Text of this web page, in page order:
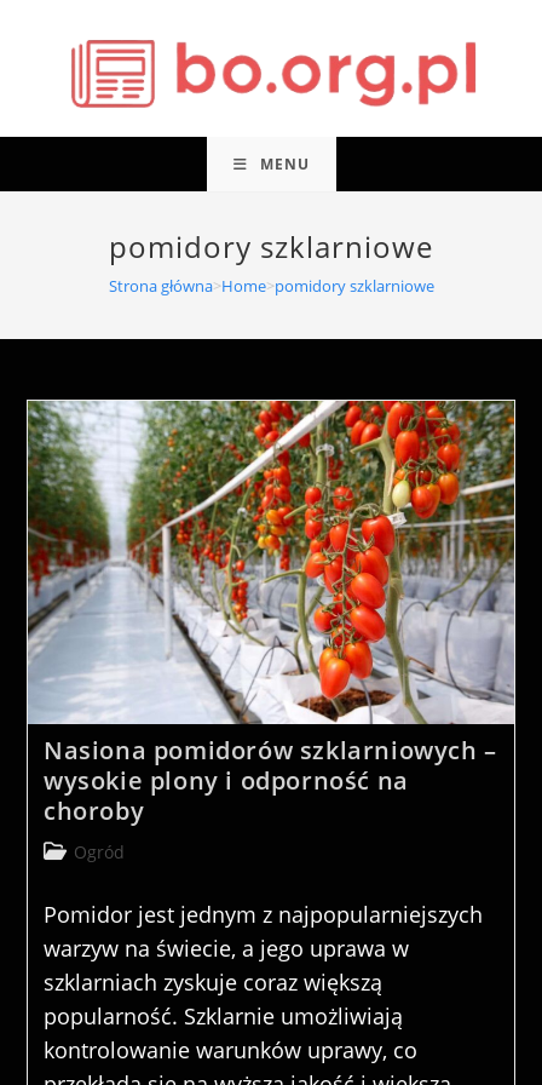
MENU
pomidory szklarniowe
Strona główna>Home>pomidory szklarniowe
Nasiona pomidorów szklarniowych –
wysokie plony i odporność na
choroby
PostOgród
Pomidor jest jednym z najpopularniejszych
warzyw na świecie, a jego uprawa w
szklarniach zyskuje coraz większą
popularność. Szklarnie umożliwiają
kontrolowanie warunków uprawy, co